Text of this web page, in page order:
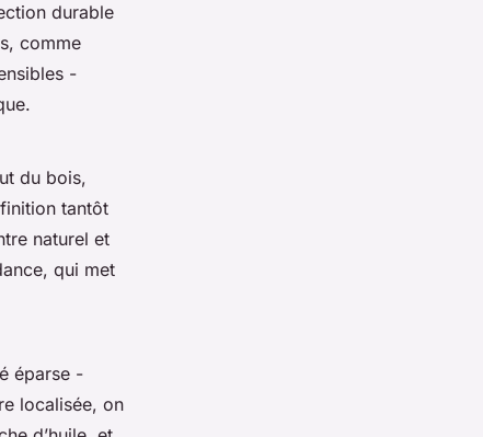
durable
comme
-
du bois,
tantôt
naturel et
qui met
éparse -
localisée, on